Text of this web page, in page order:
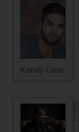
Kendji Girac